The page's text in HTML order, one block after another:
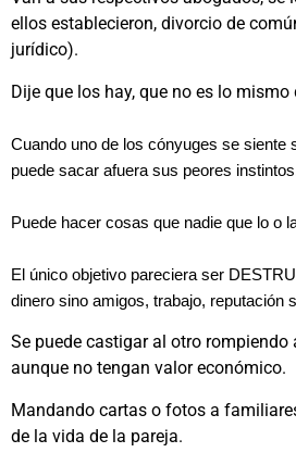
ellos establecieron, divorcio de
jurídico).
Dije que los hay, que no es lo
Cuando uno de los cónyuges se siente
puede sacar afuera sus peores
Puede hacer cosas que nadie que lo o
El único objetivo pareciera ser
dinero sino amigos, trabajo, reputación
Se puede castigar al otro
aunque no tengan valor económico.
Mandando cartas o fotos a
de la vida de la pareja.